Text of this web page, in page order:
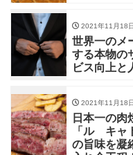
2021年11月18日
世界一のメ
する本物の
ビス向上と
2021年11月18日
日本一の肉
「ル キャ
の旨味を凝